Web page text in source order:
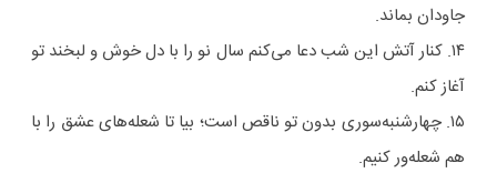
جاودان بماند.
۱۴. کنار آتش این شب دعا می‌کنم سال نو را با دل خوش و لبخند تو
آغاز کنم.
۱۵. چهارشنبه‌سوری بدون تو ناقص است؛ بیا تا شعله‌های عشق را با
هم شعله‌ور کنیم.